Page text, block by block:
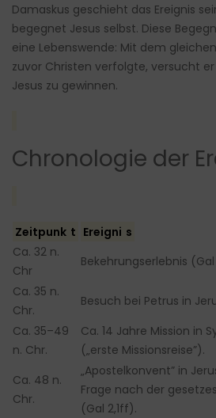
Damaskus geschieht das Ereignis
begegnet Jesus selbst. Diese
eine Lebenswende: Mit dem
zuvor Christen verfolgte, versucht
Jesus zu gewinnen.
Chronologie der
Zeitpunk t Ereigni s
Ca. 32 n.
Chr
Bekehrungserlebnis (Gal
Ca. 35 n.
Chr.
Besuch bei Petrus in
Ca. 35–49
n. Chr.
Ca. 14 Jahre Mission in
(„erste Missionsreise”).
Ca. 48 n.
Chr.
„Apostelkonvent” in
Frage nach der
(Gal 2,1ff).